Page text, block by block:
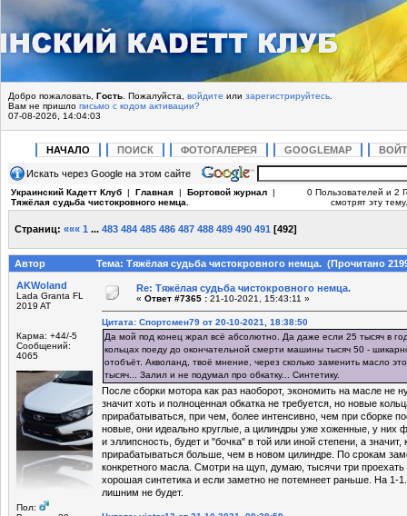
Добро пожаловать, Гость . Пожалуйста, войдите или зарегистрируйтесь
Вам не пришло письмо с кодом активации?
07-08-2026, 14:04:03
НАЧАЛО ПОИСК ФОТОГАЛЕРЕЯ GOOGLEMAP
Искать через Google на этом сайте
Украинский Кадетт Клуб | Главная | Бортовой журнал |
Тяжёлая судьба чистокровного немца.
0 Пользователей и 2
смотрят эту тему.
Страниц: ««« 1 ... 483 484 485 486 487 488 489 490 491 [492]
Автор
Тема: Тяжёлая судьба чистокровного немца. (Прочитано
AKWoland
Lada Granta FL
2019 AT
Карма: +44/-5
Сообщений:
4065
Пол:
Re: Тяжёлая судьба чистокровного немца.
« Ответ #7365 : 21-10-2021, 15:43:11 »
Цитата: Спортсмен79 от 20-10-2021, 18:38:50
Да мой под конец жрал всё абсолютно. Да даже если 25 тысяч в
кольцах поеду до окончательной смерти машины тысяч 50 -
отобъёт. Акволанд, твоё мнение, через сколько заменить масло
тысяч... Залил и не подумал про обкатку... Синтетику.
После сборки мотора как раз наоборот, экономить на масле не
значит хоть и полноценная обкатка не требуется, но новые
прирабатываться, при чем, более интенсивно, чем при сборке
новые, они идеально круглые, а цилиндры уже хоженные, у них
и эллипсность, будет и "бочка" в той или иной степени, а
прирабатываться больше, чем в новом цилиндре. По срокам
конкретного масла. Смотри на щуп, думаю, тысячи три
хорошая синтетика и если заметно не потемнеет раньше. На 1-
лишним не будет.